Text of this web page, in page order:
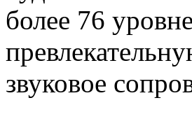
более 76
звуковое